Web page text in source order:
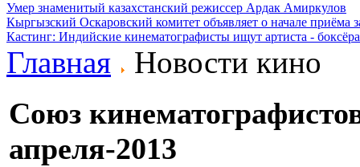
Умер знаменитый казахстанский режиссер Ардак Амиркулов
Кыргызский Оскаровский комитет объявляет о начале приёма
Кастинг: Индийские кинематографисты ищут артиста -
Главная Новости кино
Союз
апреля-2013